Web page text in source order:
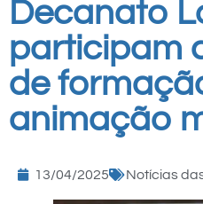
Decanato
participam
de
animação
13/04/2025 Notícias